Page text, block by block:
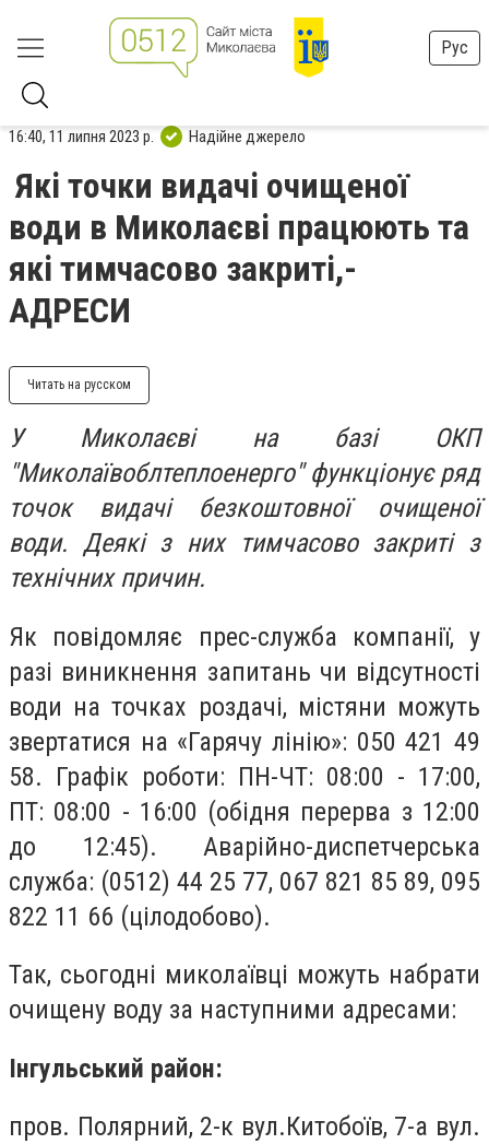
Рус
16:40, 11 липня 2023 р. Надійне джерело
Які точки видачі очищеної
води в Миколаєві працюють та
які тимчасово закриті,-
АДРЕСИ
Читать на русском
У Миколаєві на базі ОКП
"Миколаївоблтеплоенерго" функціонує ряд
точок видачі безкоштовної очищеної
води. Деякі з них тимчасово закриті з
технічних причин.
Як повідомляє прес-служба компанії, у
разі виникнення запитань чи відсутності
води на точках роздачі, містяни можуть
звертатися на «Гарячу лінію»: 050 421 49
58. Графік роботи: ПН-ЧТ: 08:00 - 17:00,
ПТ: 08:00 - 16:00 (обідня перерва з 12:00
до 12:45). Аварійно-диспетчерська
служба: (0512) 44 25 77, 067 821 85 89, 095
822 11 66 (цілодобово).
Так, сьогодні миколаївці можуть набрати
очищену воду за наступними адресами:
Інгульський район:
пров. Полярний, 2-к вул.Китобоїв, 7-а вул.